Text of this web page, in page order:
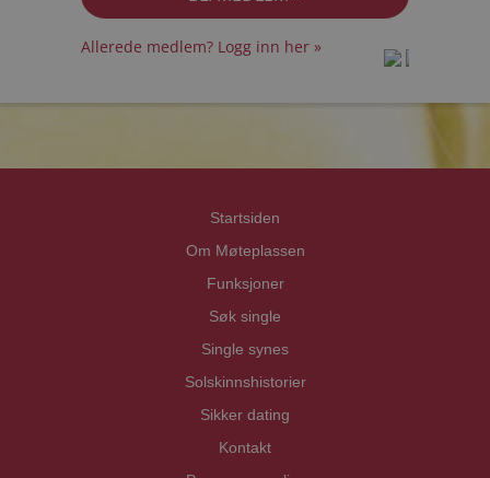
Allerede medlem? Logg inn her »
Startsiden
Om Møteplassen
Funksjoner
Søk single
Single synes
Solskinnshistorier
Sikker dating
Kontakt